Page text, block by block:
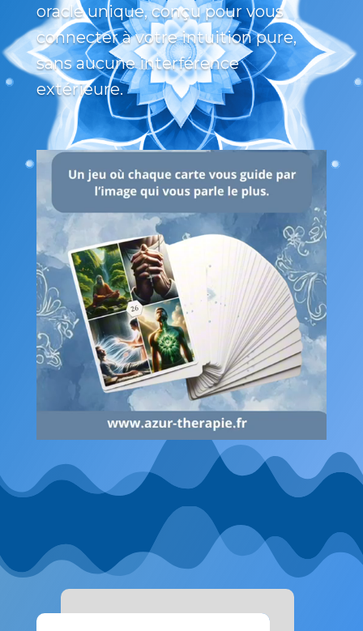
oracle unique, conçu pour vous
connecter à votre intuition pure,
sans aucune interférence
extérieure.